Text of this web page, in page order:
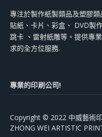
專注於製作紙製類品及塑膠
貼紙、卡片、彩盒、 DVD製
跳卡 、雷射紙雕等。提供專
求的全方位服務.
專業的印刷公司!
Copyright © 2022 中威藝術
ZHONG WEI ARTISTIC